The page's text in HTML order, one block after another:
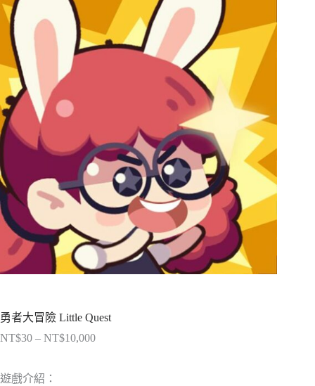
勇者大冒險 Little Quest
NT$30 – NT$10,000價
遊戲介紹：